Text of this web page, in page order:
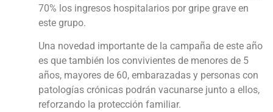
70% los ingresos hospitalarios por gripe grave en
este grupo.
Una novedad importante de la campaña de este año
es que también los convivientes de menores de 5
años, mayores de 60, embarazadas y personas con
patologías crónicas podrán vacunarse junto a ellos,
reforzando la protección familiar.